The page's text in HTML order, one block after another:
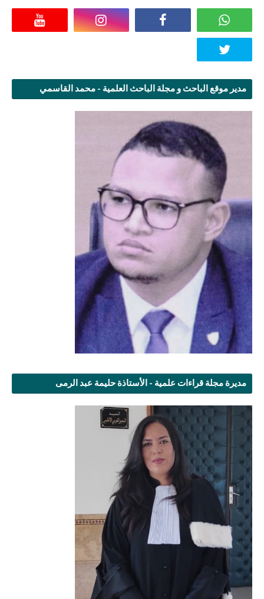
مدير موقع الباحث و مجلة الباحث العلمية - محمد القاسمي
مديرة مجلة قراءات علمية - الأستاذة حليمة عبد الرمى